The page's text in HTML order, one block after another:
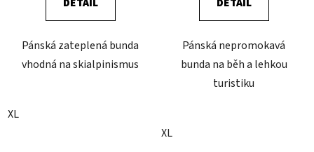
Pánská zateplená bunda
vhodná na skialpinismus
XL
Pánská nepromokavá
bunda na běh a lehkou
turistiku
XL